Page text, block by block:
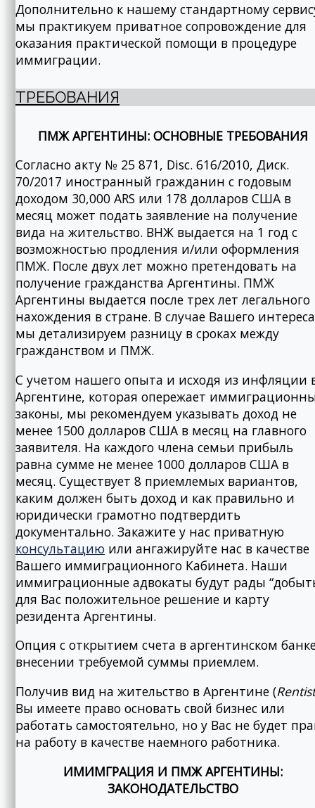
Дополнительно к нашему стандартному
мы практикуем приватное сопровождение для
оказания практической помощи в процедуре
иммиграции.
ТРЕБОВАНИЯ
ПМЖ АРГЕНТИНЫ: ОСНОВНЫЕ ТРЕБОВАНИЯ
Согласно акту № 25 871, Disc. 616/2010, Диск.
70/2017 иностранный гражданин с годовым
доходом 30,000 ARS или 178 долларов США в
месяц может подать заявление на получение
вида на жительство. ВНЖ выдается на 1 год с
возможностью продления и/или оформления
ПМЖ. После двух лет можно претендовать на
получение гражданства Аргентины. ПМЖ
Аргентины выдается после трех лет легального
нахождения в стране. В случае Вашего интереса
мы детализируем разницу в сроках между
гражданством и ПМЖ.
С учетом нашего опыта и исходя из инфляции
Аргентине, которая опережает
законы, мы рекомендуем указывать доход не
менее 1500 долларов США в месяц на главного
заявителя. На каждого члена семьи прибыль
равна сумме не менее 1000 долларов США в
месяц. Существует 8 приемлемых вариантов,
каким должен быть доход и как правильно и
юридически грамотно подтвердить
документально. Закажите у нас приватную
консультацию или ангажируйте нас в качестве
Вашего иммиграционного Кабинета. Наши
иммиграционные адвокаты будут рады
для Вас положительное решение и карту
резидента Аргентины.
Опция с открытием счета в аргентинском
внесении требуемой суммы приемлем.
Получив вид на жительство в Аргентине (
Вы имеете право основать свой бизнес или
работать самостоятельно, но у Вас не будет
на работу в качестве наемного работника.
ИМИМГРАЦИЯ И ПМЖ АРГЕНТИНЫ:
ЗАКОНОДАТЕЛЬСТВО